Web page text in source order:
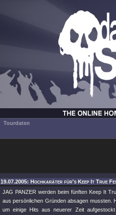
Tourdaten
19.07.2005: Hochkaräter für's Keep It True
JAG PANZER werden beim fünften Keep It
aus persönlichen Gründen absagen mussten.
um einige Hits aus neuerer Zeit